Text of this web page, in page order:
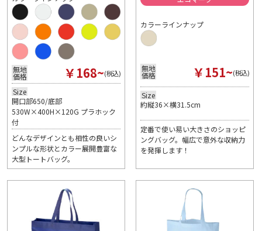
無地
価格 ￥168~(税込)
Size
開口部650/底部
530W×400H×120G プラホック
付
どんなデザインとも相性の良いシ
ンプルな形状とカラー展開豊富な
大型トートバッグ。
カラーラインナップ
無地
価格 ￥151~(税込)
Size
約縦36×横31.5cm
定番で使い易い大きさのショッピ
ングバッグ。幅広で意外な収納力
を発揮します！